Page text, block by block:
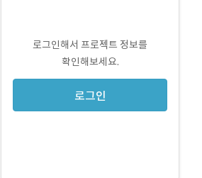
로그인해서 프로젝트 정보를
확인해보세요.
로그인